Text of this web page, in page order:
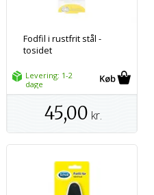
Fodfil i rustfrit stål -
tosidet
Levering: 1-2
dage
45,00 kr.